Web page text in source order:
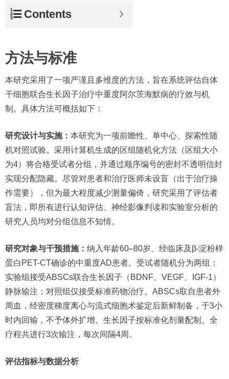
Contents
方法与标准
本研究采用了一项严谨且多维度的方法，旨在系统评估自体
干细胞联合生长因子治疗中重度阿尔茨海默病的疗效与机
制。具体方法可概括如下：
研究设计与实施： 本研究为一项前瞻性、单中心、探索性随
机对照试验。采用计算机生成的区组随机化方法（区组大小
为4）将合格受试者分组，并通过顺序编号的密封不透明信封
实现分配隐藏。尽管对患者和治疗医师未设盲（出于治疗操
作需要），但为最大程度减少测量偏倚，研究采用了评估者
盲法，即所有进行认知评估、神经影像判读和实验室分析的
研究人员均对分组信息不知情。
研究对象与干预措施： 纳入年龄60–80岁、经临床及β-淀粉样
蛋白PET-CT确诊的中重度AD患者。受试者随机分为两组：
实验组接受ABSCs联合生长因子（BDNF、VEGF、IGF-1）
静脉输注；对照组仅接受标准药物治疗。ABSCs取自患者外
周血，经密度梯度离心与流式细胞术鉴定后新鲜制备，于3小
时内回输，不予体外扩增。生长因子按标准化剂量配制。全
疗程共进行3次输注，每次间隔4周。
评估指标与数据分析